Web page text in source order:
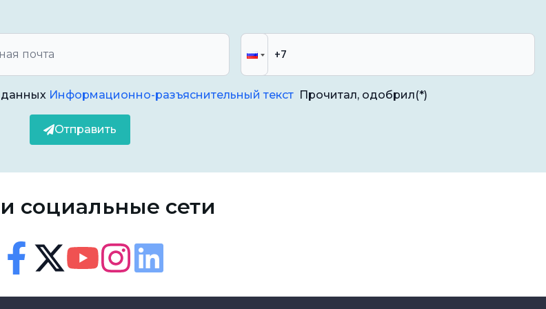
возможно, необходимо
определить причину
важно не заниматься
составить план лечения,
доступности
данных Информационно-разъяснительный текст Прочитал, одобрил(*)
Отправить
социальные сети